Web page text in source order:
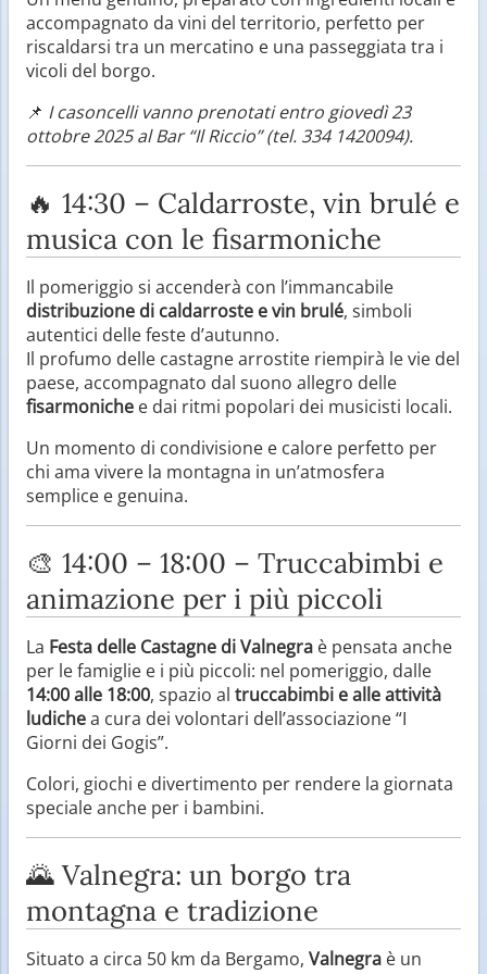
accompagnato da vini del territorio, perfetto per
riscaldarsi tra un mercatino e una passeggiata tra i
vicoli del borgo.
📌 I casoncelli vanno prenotati entro giovedì 23
ottobre 2025 al Bar “Il Riccio” (tel. 334 1420094).
🔥 14:30 – Caldarroste, vin brulé e
musica con le fisarmoniche
Il pomeriggio si accenderà con l’immancabile
distribuzione di caldarroste e vin brulé, simboli
autentici delle feste d’autunno.
Il profumo delle castagne arrostite riempirà le vie del
paese, accompagnato dal suono allegro delle
fisarmoniche e dai ritmi popolari dei musicisti locali.
Un momento di condivisione e calore perfetto per
chi ama vivere la montagna in un’atmosfera
semplice e genuina.
🎨 14:00 – 18:00 – Truccabimbi e
animazione per i più piccoli
La Festa delle Castagne di Valnegra è pensata anche
per le famiglie e i più piccoli: nel pomeriggio, dalle
14:00 alle 18:00, spazio al truccabimbi e alle attività
ludichea cura dei volontari dell’associazione “I
Giorni dei Gogis”.
Colori, giochi e divertimento per rendere la giornata
speciale anche per i bambini.
🌄 Valnegra: un borgo tra
montagna e tradizione
Situato a circa 50 km da Bergamo, Valnegra è un